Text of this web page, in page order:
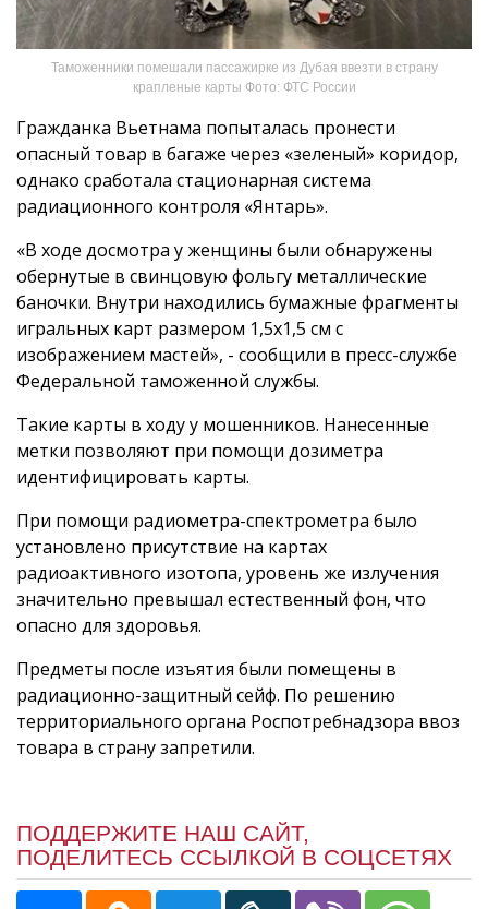
Таможенники помешали пассажирке из Дубая ввезти в страну
крапленые карты Фото: ФТС России
Гражданка Вьетнама попыталась пронести
опасный товар в багаже через «зеленый» коридор,
однако сработала стационарная система
радиационного контроля «Янтарь».
«В ходе досмотра у женщины были обнаружены
обернутые в свинцовую фольгу металлические
баночки. Внутри находились бумажные фрагменты
игральных карт размером 1,5х1,5 см с
изображением мастей», - сообщили в пресс-службе
Федеральной таможенной службы.
Такие карты в ходу у мошенников. Нанесенные
метки позволяют при помощи дозиметра
идентифицировать карты.
При помощи радиометра-спектрометра было
установлено присутствие на картах
радиоактивного изотопа, уровень же излучения
значительно превышал естественный фон, что
опасно для здоровья.
Предметы после изъятия были помещены в
радиационно-защитный сейф. По решению
территориального органа Роспотребнадзора ввоз
товара в страну запретили.
ПОДДЕРЖИТЕ НАШ САЙТ,
ПОДЕЛИТЕСЬ ССЫЛКОЙ В СОЦСЕТЯХ